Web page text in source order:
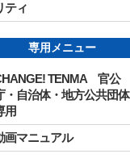
ティ
専用メニュー
TENMA 官公
・自治体・地方公共団体
用
画マニュアル